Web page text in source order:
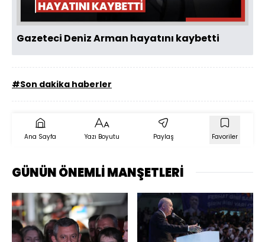
Gazeteci Deniz Arman hayatını kaybetti
#Son dakika haberler
Ana Sayfa Yazı Boyutu Paylaş Favoriler
GÜNÜN ÖNEMLİ MANŞETLERİ